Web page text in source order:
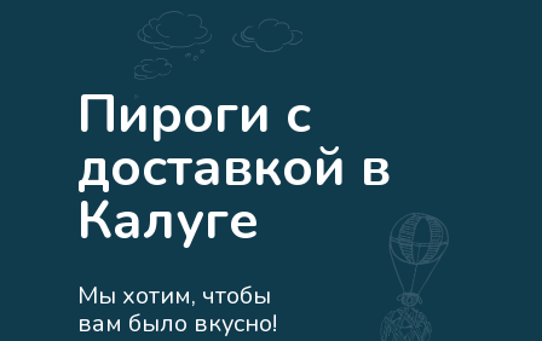
Мы хотим, чтобы
вам было вкусно!
Пироги с
доставкой в
Калуге